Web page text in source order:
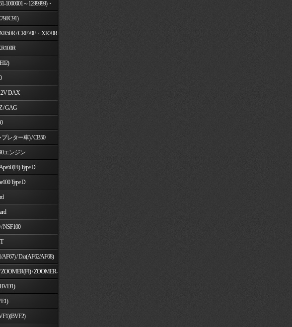
1000001～1299999)・
JC91)
/ CRF70F・XR70R
DAX
/ GAG
ブレター車) / CB50
エンジン
Type D
Type D
NSF100
AF67) / Dio(AF62/AF68)
/ ZOOMER-